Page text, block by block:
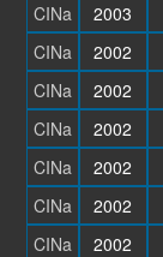
CINa
2003
CINa
2002
CINa
2002
CINa
2002
CINa
2002
CINa
2002
CINa
2002